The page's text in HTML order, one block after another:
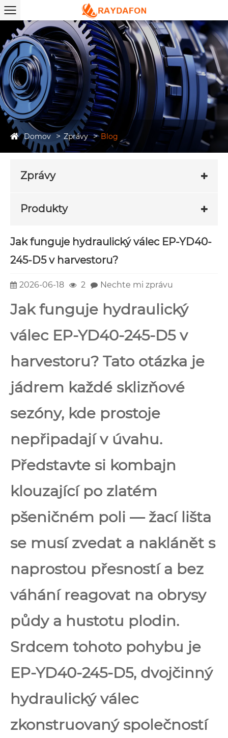
Domov Zprávy Blog
Zprávy
Produkty
Jak funguje hydraulický válec EP-YD40-
245-D5 v harvestoru?
2026-06-18 2 Nechte mi zprávu
Jak funguje hydraulický
válec EP-YD40-245-D5 v
harvestoru? Tato otázka je
jádrem každé sklizňové
sezóny, kde prostoje
nepřipadají v úvahu.
Představte si kombajn
klouzající po zlatém
pšeničném poli — žací lišta
se musí zvedat a naklánět s
naprostou přesností a bez
váhání reagovat na obrysy
půdy a hustotu plodin.
Srdcem tohoto pohybu je
EP-YD40-245-D5, dvojčinný
hydraulický válec
zkonstruovaný společností